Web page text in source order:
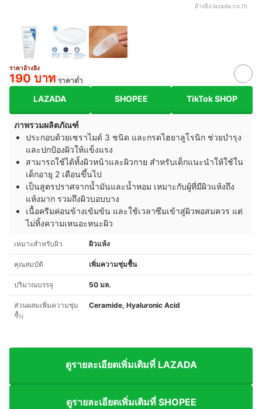
อ้างอิง:lazada.co.th
ราคาอ้างอิง
190 บาท ราคาต่ำ
LAZADA SHOPEE TikTok SHOP
ภาพรวมผลิตภัณฑ์
ประกอบด้วยเซราไมด์ 3 ชนิด และกรดไฮยาลูโรนิก ช่วยบำรุง
และปกป้องผิวให้แข็งแรง
สามารถใช้ได้ทั้งผิวหน้าและผิวกาย สำหรับเด็กแนะนำให้ใช้ใน
เด็กอายุ 2 เดือนขึ้นไป
เป็นสูตรปราศจากน้ำมันและน้ำหอม เหมาะกับผู้ที่มีผิวแห้งถึง
แห้งมาก รวมถึงผิวบอบบาง
เนื้อครีมค่อนข้างเข้มข้น และใช้เวลาซึมเข้าสู่ผิวพอสมควร แต่
ไม่ทิ้งความเหนอะหนะผิว
เหมาะสำหรับผิว ผิวแห้ง
คุณสมบัติ เพิ่มความชุ่มชื้น
ปริมาณบรรจุ 50 มล.
ส่วนผสมเพิ่มความชุ่ม
ชื้น
Ceramide, Hyaluronic Acid
ดูรายละเอียดเพิ่มเติมที่ LAZADA
ดูรายละเอียดเพิ่มเติมที่ SHOPEE